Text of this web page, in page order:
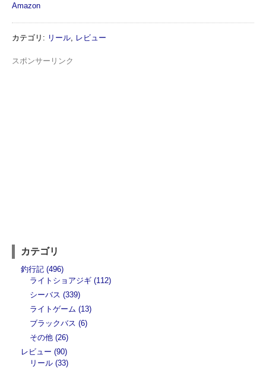
Amazon
カテゴリ : リール, レビュー
スポンサーリンク
カテゴリ
釣行記 (496)
ライトショアジギ (112)
シーバス (339)
ライトゲーム (13)
ブラックバス (6)
その他 (26)
レビュー (90)
リール (33)